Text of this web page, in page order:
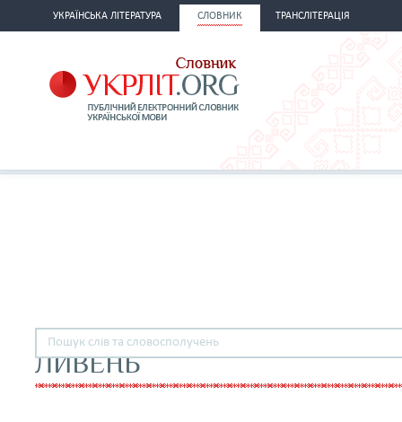
УКРАЇНСЬКА ЛІТЕРАТУРА СЛОВНИК ТРАНСЛІТЕРАЦІЯ
ЛИВЕНЬ